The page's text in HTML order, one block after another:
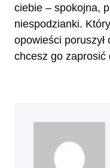
ciebie – spokojna,
niespodzianki.
opowieści
chcesz go zaprosić